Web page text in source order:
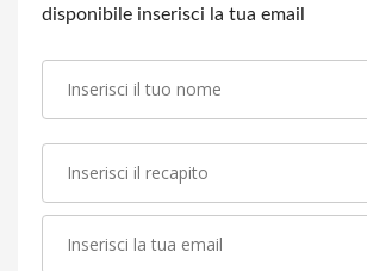
disponibile inserisci la tua email